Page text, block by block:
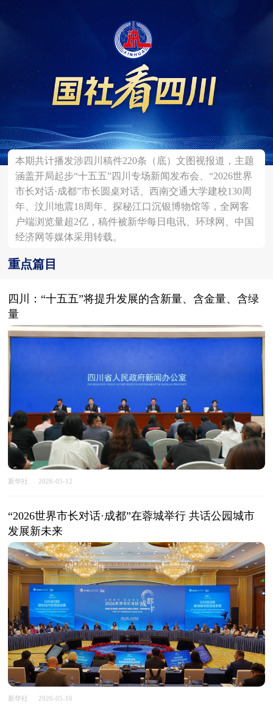
本期共计播发涉四川稿件220条（底）文图视报道，主题
涵盖开局起步“十五五”四川专场新闻发布会、“2026世界
市长对话·成都”市长圆桌对话、西南交通大学建校130周
年、汶川地震18周年、探秘江口沉银博物馆等，全网客
户端浏览量超2亿，稿件被新华每日电讯、环球网、中国
经济网等媒体采用转载。
重点篇目
四川：“十五五”将提升发展的含新量、含金量、含绿
量
新华社 2026-05-12
“2026世界市长对话·成都”在蓉城举行 共话公园城市
发展新未来
新华社 2026-05-16